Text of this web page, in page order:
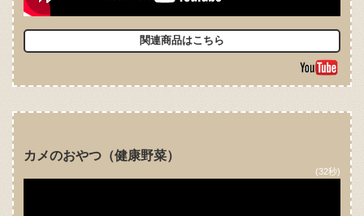
関連商品はこちら
カメのおやつ（健康野菜）
(32秒)